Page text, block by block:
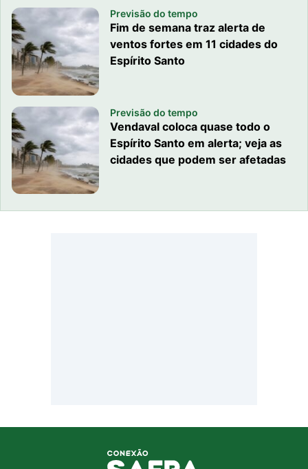
Previsão do tempo
Fim de semana traz alerta de
ventos fortes em 11 cidades do
Espírito Santo
Previsão do tempo
Vendaval coloca quase todo o
Espírito Santo em alerta; veja as
cidades que podem ser afetadas